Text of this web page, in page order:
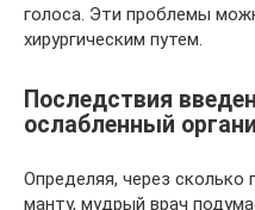
голоса. Эти проблемы
хирургическим путем.
Последствия
ослабленный
Определяя, через
манту, мудрый врач